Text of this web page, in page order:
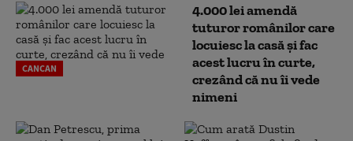
CANCAN
4.000 lei amendă
tuturor românilor care
locuiesc la casă și fac
acest lucru în curte,
crezând că nu îi vede
nimeni